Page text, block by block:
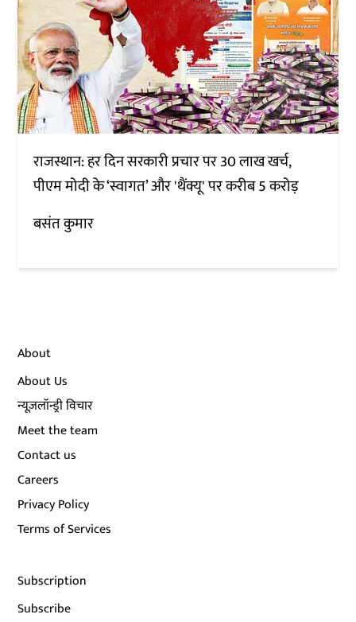
राजस्थान: हर दिन सरकारी प्रचार पर 30 लाख खर्च,
पीएम मोदी के ‘स्वागत’ और 'थैंक्यू' पर करीब 5 करोड़
बसंत कुमार
About
About Us
न्यूज़लॉन्ड्री विचार
Meet the team
Contact us
Careers
Privacy Policy
Terms of Services
Subscription
Subscribe